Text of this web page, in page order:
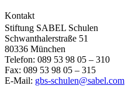
Kontakt
Stiftung SABEL Schulen
Schwanthalerstraße 51
80336 München
Telefon: 089 53 98 05 – 310
Fax: 089 53 98 05 – 315
E-Mail: gbs-schulen@sabel.com